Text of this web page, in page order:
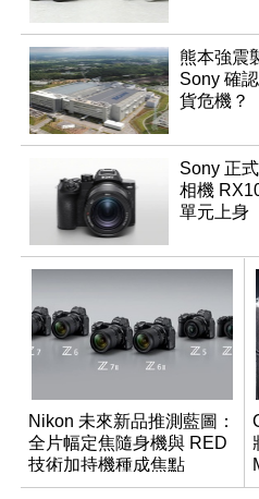
熊本強震
Sony 確
貨危機？
Sony 正
相機
單元上身
Nikon 未來新品推測藍圖：
全片幅定焦隨身機與 RED
技術加持機種成焦點